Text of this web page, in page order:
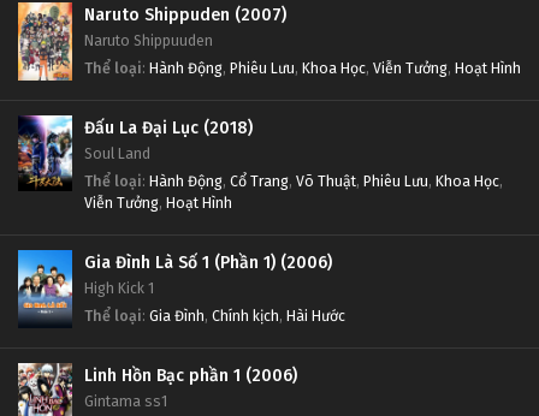
Naruto Shippuden (2007)
Naruto Shippuuden
Thể loại: Hành Động, Phiêu Lưu, Khoa Học, Viễn Tưởng, Hoạt Hình
Đấu La Đại Lục (2018)
Soul Land
Thể loại: Hành Động, Cổ Trang, Võ Thuật, Phiêu Lưu, Khoa Học,
Viễn Tưởng, Hoạt Hình
Gia Đình Là Số 1 (Phần 1) (2006)
High Kick 1
Thể loại: Gia Đình, Chính kịch, Hài Hước
Linh Hồn Bạc phần 1 (2006)
Gintama ss1